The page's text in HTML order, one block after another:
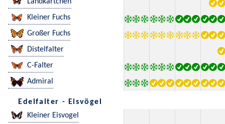
Kleiner Fuchs
Großer Fuchs
Distelfalter
C-Falter
Admiral
Edelfalter - Eisvögel
Kleiner Eisvogel